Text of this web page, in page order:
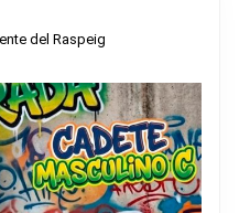
del Raspeig